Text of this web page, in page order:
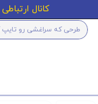
کانال ارتباطی